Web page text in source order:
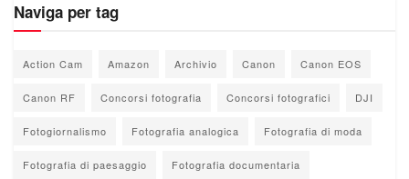
Naviga per tag
Action Cam Amazon Archivio Canon Canon EOS
Canon RF Concorsi fotografia Concorsi fotografici DJI
Fotogiornalismo Fotografia analogica Fotografia di moda
Fotografia di paesaggio Fotografia documentaria